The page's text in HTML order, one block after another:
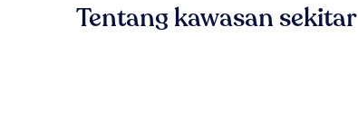
Tentang kawasan sekitar